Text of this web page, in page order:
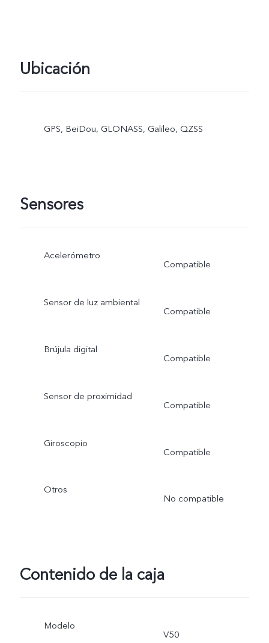
Ubicación
GPS, BeiDou, GLONASS, Galileo, QZSS
Sensores
Acelerómetro
Compatible
Sensor de luz ambiental
Compatible
Brújula digital
Compatible
Sensor de proximidad
Compatible
Giroscopio
Compatible
Otros
No compatible
Contenido de la caja
Modelo
V50